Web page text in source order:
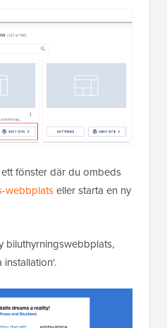
fönster där du ombeds
webbplatseller starta en ny
biluthyrningswebbplats,